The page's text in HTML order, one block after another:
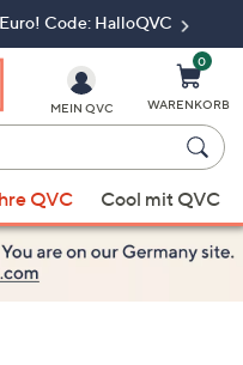
Code: HalloQVC
MEIN QVC
0
WARENKORB
QVC Cool mit QVC